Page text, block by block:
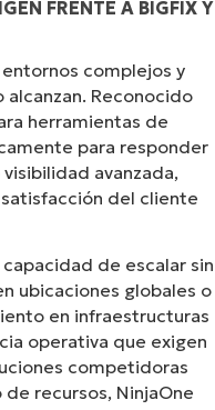
FRENTE A BIGFIX Y
complejos y
Reconocido
herramientas de
para responder
avanzada,
del cliente
de escalar sin
ubicaciones globales o
en infraestructuras
operativa que exigen
competidoras
recursos, NinjaOne
para hacer lo que
NinjaOne hace la vida